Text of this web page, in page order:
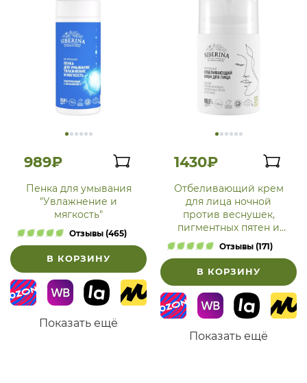
989₽
Пенка для умывания
"Увлажнение и
мягкость"
Отзывы (465)
В КОРЗИНУ
Показать ещё
1430₽
Отбеливающий крем
для лица ночной
против веснушек,
пигментных пятен и
постакне
Отзывы (171)
В КОРЗИНУ
Показать ещё